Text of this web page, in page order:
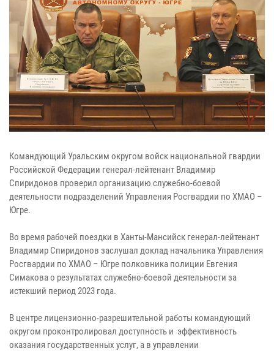
Командующий Уральским округом войск национальной гвардии
Российской Федерации генерал-лейтенант Владимир
Спиридонов проверил организацию служебно-боевой
деятельности подразделений Управления Росгвардии по ХМАО –
Югре.
Во время рабочей поездки в Ханты-Мансийск генерал-лейтенант
Владимир Спиридонов заслушал доклад начальника Управления
Росгвардии по ХМАО – Югре полковника полиции Евгения
Симакова о результатах служебно-боевой деятельности за
истекший период 2023 года.
В центре лицензионно-разрешительной работы командующий
округом проконтролировал доступность и эффективность
оказания государственных услуг, а в управлении